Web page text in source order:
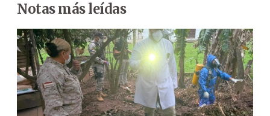
Notas más leídas